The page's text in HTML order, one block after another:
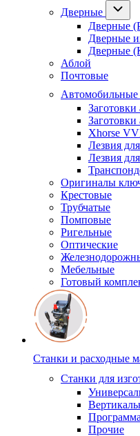
Дверные
Дверные
Дверные
Дверные
Аблой
Почтовые
Автомобильные
Заготовки
Xhorse
Лезвия
Лезвия
Оригиналы
Крестовые
Трубчатые
Помповые
Ригельные
Оптические
Мебельные
Готовый
Станки и расходные
Станки для
Прочие